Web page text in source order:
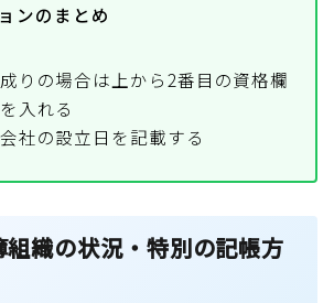
ンのまとめ
りの場合は上から2番目の資格欄
入れる
社の設立日を記載する
組織の状況・特別の記帳方